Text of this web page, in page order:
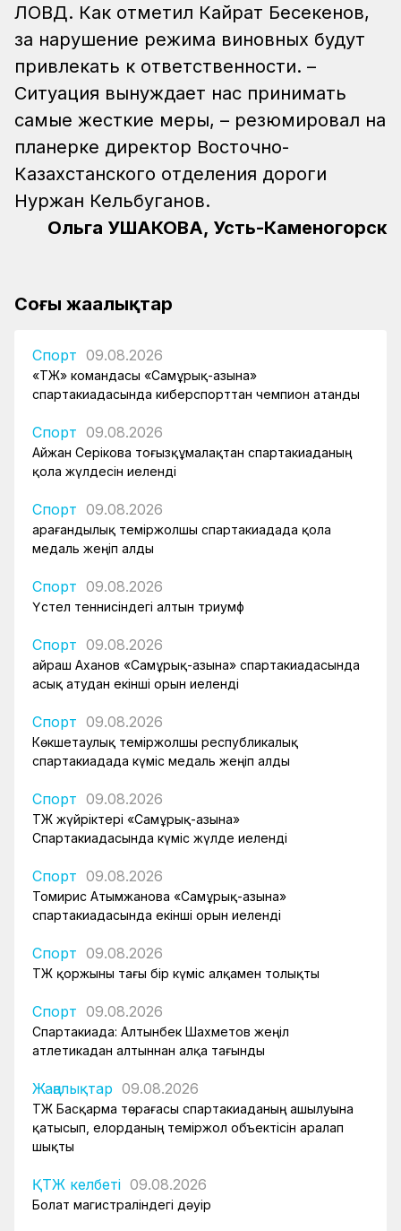
ЛОВД. Как отметил Кайрат Бесекенов,
за нарушение режима виновных будут
привлекать к ответственности. –
Ситуация вынуждает нас принимать
самые жесткие меры, – резюмировал на
планерке директор Восточно-
Казахстанского отделения дороги
Нуржан Кельбуганов.
Ольга УШАКОВА, Усть-Каменогорск
Соңғы жаңалықтар
Спорт 09.08.2026
«ҚТЖ» командасы «Самұрық-Қазына»
спартакиадасында киберспорттан чемпион атанды
Спорт 09.08.2026
Айжан Серікова тоғызқұмалақтан спартакиаданың
қола жүлдесін иеленді
Спорт 09.08.2026
Қарағандылық теміржолшы спартакиадада қола
медаль жеңіп алды
Спорт 09.08.2026
Үстел теннисіндегі алтын триумф
Спорт 09.08.2026
Қайраш Аханов «Самұрық-Қазына» спартакиадасында
асық атудан екінші орын иеленді
Спорт 09.08.2026
Көкшетаулық теміржолшы республикалық
спартакиадада күміс медаль жеңіп алды
Спорт 09.08.2026
ҚТЖ жүйріктері «Самұрық-Қазына»
Спартакиадасында күміс жүлде иеленді
Спорт 09.08.2026
Томирис Атымжанова «Самұрық-Қазына»
спартакиадасында екінші орын иеленді
Спорт 09.08.2026
ҚТЖ қоржыны тағы бір күміс алқамен толықты
Спорт 09.08.2026
Спартакиада: Алтынбек Шахметов жеңіл
атлетикадан алтыннан алқа тағынды
Жаңалықтар 09.08.2026
ҚТЖ Басқарма төрағасы спартакиаданың ашылуына
қатысып, елорданың теміржол объектісін аралап
шықты
ҚТЖ келбеті 09.08.2026
Болат магистраліндегі дәуір